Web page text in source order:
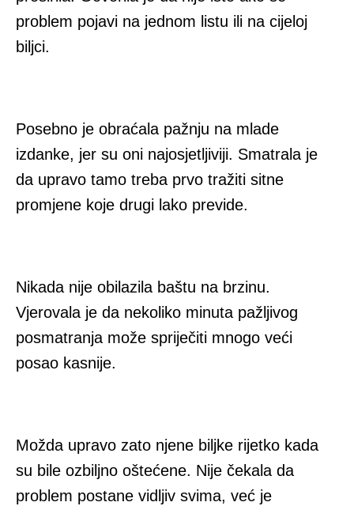
problem pojavi na jednom listu ili na cijeloj
biljci.
Posebno je obraćala pažnju na mlade
izdanke, jer su oni najosjetljiviji. Smatrala je
da upravo tamo treba prvo tražiti sitne
promjene koje drugi lako previde.
Nikada nije obilazila baštu na brzinu.
Vjerovala je da nekoliko minuta pažljivog
posmatranja može spriječiti mnogo veći
posao kasnije.
Možda upravo zato njene biljke rijetko kada
su bile ozbiljno oštećene. Nije čekala da
problem postane vidljiv svima, već je